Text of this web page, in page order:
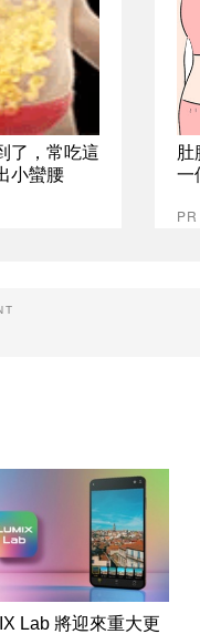
了，常吃這
小蠻腰
肚
一
Lab 將迎來重大更